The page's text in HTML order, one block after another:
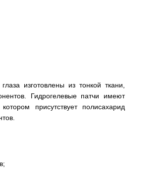
изготовлены из тонкой ткани,
Гидрогелевые патчи имеют
присутствует полисахарид